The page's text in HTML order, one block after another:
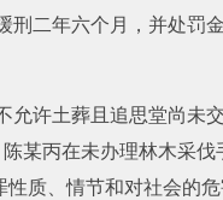
二年六个月，并处罚
允许土葬且追思堂尚未
某丙在未办理林木采伐
质、情节和对社会的